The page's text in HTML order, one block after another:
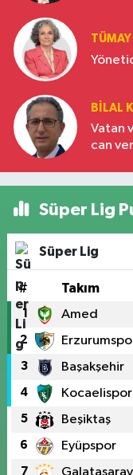
TÜMAY
BILAL
Vatan
can
Süper Lig
Süper Lig
# Takım
1 Amed
2
3 Başakşehir
4 Kocaelispor
5 Beşiktaş
6 Eyüpspor
7 Galatasaray